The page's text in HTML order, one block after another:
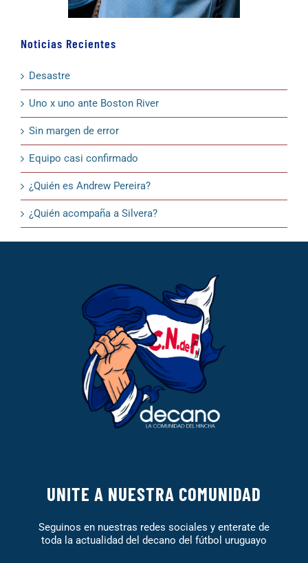
Noticias Recientes
Desastre
Uno x uno ante Boston River
Sin margen de error
Equipo casi confirmado
¿Quién es Andrew Pereira?
¿Quién acompaña a Silvera?
UNITE A NUESTRA COMUNIDAD
Seguinos en nuestras redes sociales y enterate de
toda la actualidad del decano del fútbol uruguayo